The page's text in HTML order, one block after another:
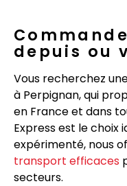
depuis ou
Vous recherchez
à Perpignan, qui
en France et dans
Express est le choix
expérimenté, nous
transport efficaces
secteurs.